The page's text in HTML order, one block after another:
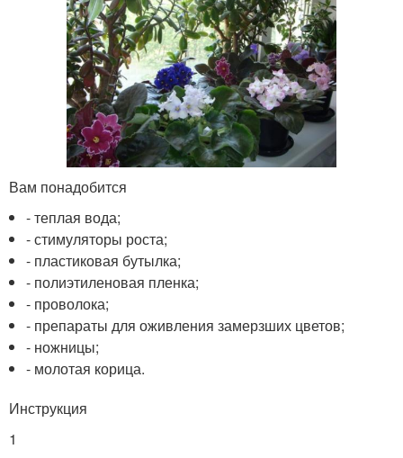
Вам понадобится
- теплая вода;
- стимуляторы роста;
- пластиковая бутылка;
- полиэтиленовая пленка;
- проволока;
- препараты для оживления замерзших цветов;
- ножницы;
- молотая корица.
Инструкция
1